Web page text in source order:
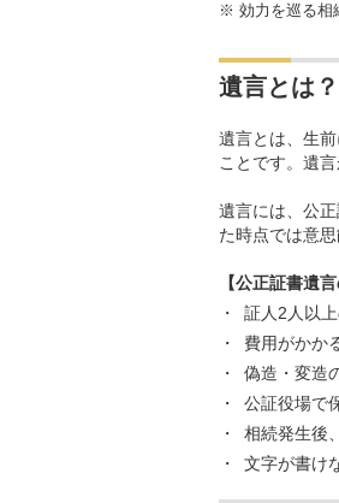
※ 効力を巡る相
遺言とは？
遺言とは、生
ことです。遺
遺言には、公
た時点では意
【公正証書遺言
証人2人以
費用がかか
偽造・変造
公証役場で
相続発生後
文字が書け